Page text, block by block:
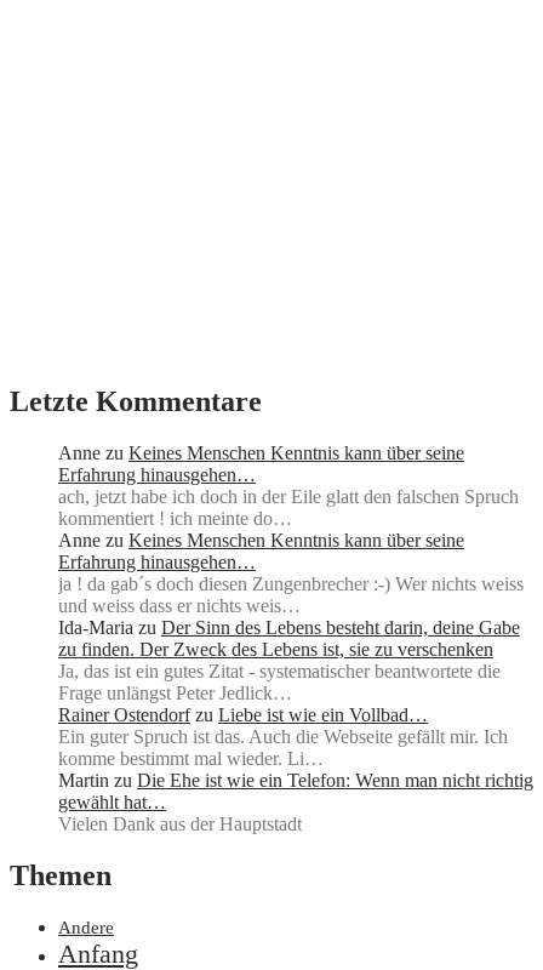
Letzte Kommentare
Anne zu Keines Menschen Kenntnis kann über seine
Erfahrung hinausgehen…
ach, jetzt habe ich doch in der Eile glatt den falschen Spruch
kommentiert ! ich meinte do…
Anne zu Keines Menschen Kenntnis kann über seine
Erfahrung hinausgehen…
ja ! da gab´s doch diesen Zungenbrecher :-) Wer nichts weiss
und weiss dass er nichts weis…
Ida-Maria zu Der Sinn des Lebens besteht darin, deine Gabe
zu finden. Der Zweck des Lebens ist, sie zu verschenken
Ja, das ist ein gutes Zitat - systematischer beantwortete die
Frage unlängst Peter Jedlick…
Rainer Ostendorf zu Liebe ist wie ein Vollbad…
Ein guter Spruch ist das. Auch die Webseite gefällt mir. Ich
komme bestimmt mal wieder. Li…
Martin zu Die Ehe ist wie ein Telefon: Wenn man nicht richtig
gewählt hat…
Vielen Dank aus der Hauptstadt
Themen
Andere
Anfang